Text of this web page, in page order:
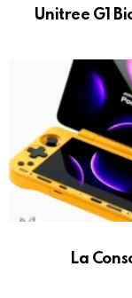
Unitree G1
La